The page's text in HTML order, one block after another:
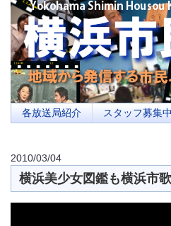
横浜の地域メディア、地域・市民・放
を目指します
各放送局紹介 スタッフ募集中
2010/03/04
横浜美少女図鑑も横浜市